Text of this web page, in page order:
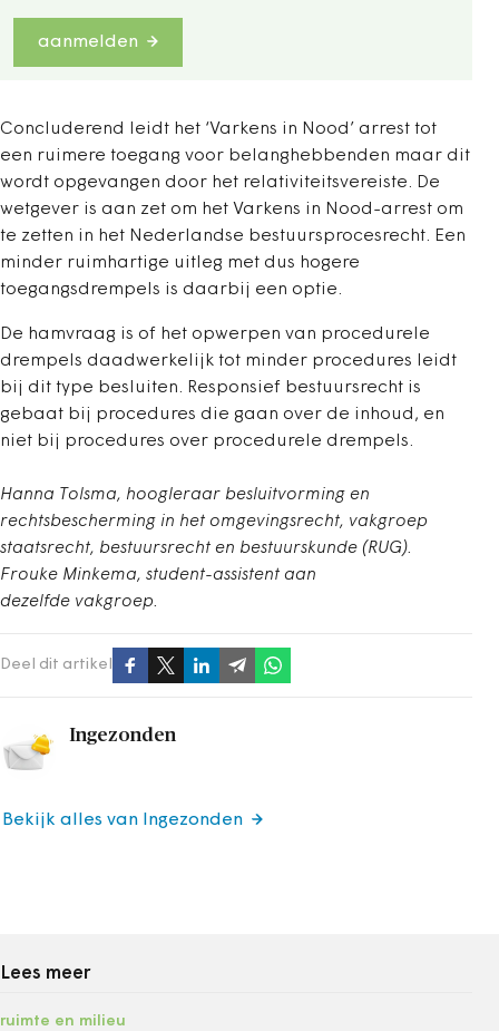
aanmelden
Concluderend leidt het ‘Varkens in Nood’ arrest tot
een ruimere toegang voor belanghebbenden maar dit
wordt opgevangen door het relativiteitsvereiste. De
wetgever is aan zet om het Varkens in Nood-arrest om
te zetten in het Nederlandse bestuursprocesrecht. Een
minder ruimhartige uitleg met dus hogere
toegangsdrempels is daarbij een optie.
De hamvraag is of het opwerpen van procedurele
drempels daadwerkelijk tot minder procedures leidt
bij dit type besluiten. Responsief bestuursrecht is
gebaat bij procedures die gaan over de inhoud, en
niet bij procedures over procedurele drempels.
Hanna Tolsma, hoogleraar besluitvorming en
rechtsbescherming in het omgevingsrecht, vakgroep
staatsrecht, bestuursrecht en bestuurskunde (RUG).
Frouke Minkema, student-assistent aan
dezelfde vakgroep.
Deel dit artikel
Ingezonden
Bekijk alles van Ingezonden
Lees meer
ruimte en milieu